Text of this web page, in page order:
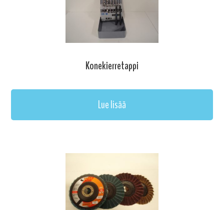
Konekierretappi
Lue lisää